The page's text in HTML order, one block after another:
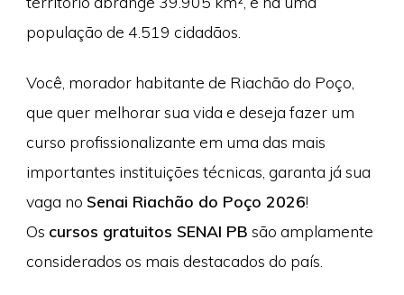
população de 4.519 cidadãos.
Você, morador habitante de Riachão do Poço,
que quer melhorar sua vida e deseja fazer um
curso profissionalizante em uma das mais
importantes instituições técnicas, garanta já sua
vaga no Senai Riachão do Poço 2026!
Os cursos gratuitos SENAI PB são amplamente
considerados os mais destacados do país.